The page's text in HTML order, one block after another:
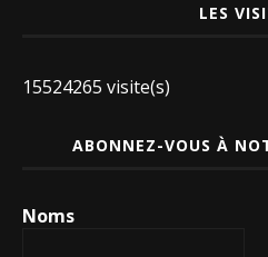
LES
15524265 visite(s)
ABONNEZ-VOUS À
Noms